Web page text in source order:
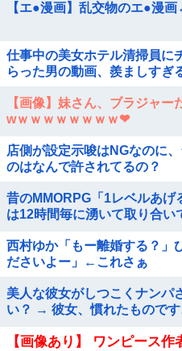
【エ●漫画】乱交物のエ●漫
仕事中の美女ホテル清掃員に
らった男の動画、羨ましすぎ
【画像】妹さん、ブラジャ
wｗｗｗｗｗｗｗｗ❤
店側が設定示唆はNGなのに
のはなんで許されてるの？
昔のMMORPG「1レベルあげ
は12時間毎に湧いて取り合い
西村ゆか「もー離婚する？」
ださいよー」←これさぁ
美人な彼女がしつこくナンパ
い？ → 彼女、慣れたもので
【画像あり】 ワンピース